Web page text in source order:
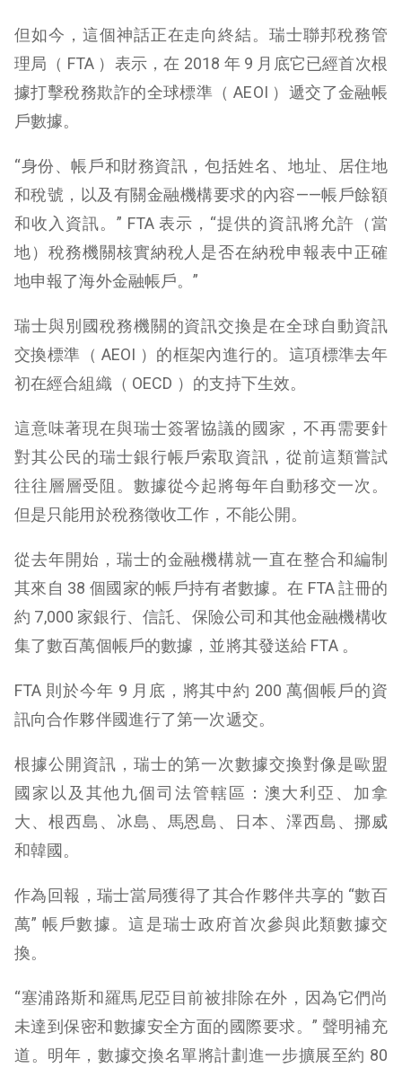
但如今，這個神話正在走向終結。瑞士聯邦稅務管
理局（ FTA ）表示，在 2018 年 9 月底它已經首次根
據打擊稅務欺詐的全球標準（ AEOI ）遞交了金融帳
戶數據。
“身份、帳戶和財務資訊，包括姓名、地址、居住地
和稅號，以及有關金融機構要求的內容——帳戶餘額
和收入資訊。” FTA 表示，“提供的資訊將允許（當
地）稅務機關核實納稅人是否在納稅申報表中正確
地申報了海外金融帳戶。”
瑞士與別國稅務機關的資訊交換是在全球自動資訊
交換標準（ AEOI ）的框架內進行的。這項標準去年
初在經合組織（ OECD ）的支持下生效。
這意味著現在與瑞士簽署協議的國家，不再需要針
對其公民的瑞士銀行帳戶索取資訊，從前這類嘗試
往往層層受阻。數據從今起將每年自動移交一次。
但是只能用於稅務徵收工作，不能公開。
從去年開始，瑞士的金融機構就一直在整合和編制
其來自 38 個國家的帳戶持有者數據。在 FTA 註冊的
約 7,000 家銀行、信託、保險公司和其他金融機構收
集了數百萬個帳戶的數據，並將其發送給 FTA 。
FTA 則於今年 9 月底，將其中約 200 萬個帳戶的資
訊向合作夥伴國進行了第一次遞交。
根據公開資訊，瑞士的第一次數據交換對像是歐盟
國家以及其他九個司法管轄區：澳大利亞、加拿
大、根西島、冰島、馬恩島、日本、澤西島、挪威
和韓國。
作為回報，瑞士當局獲得了其合作夥伴共享的 “數百
萬” 帳戶數據。這是瑞士政府首次參與此類數據交
換。
“塞浦路斯和羅馬尼亞目前被排除在外，因為它們尚
未達到保密和數據安全方面的國際要求。” 聲明補充
道。明年，數據交換名單將計劃進一步擴展至約 80